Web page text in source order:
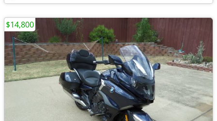
$14,800